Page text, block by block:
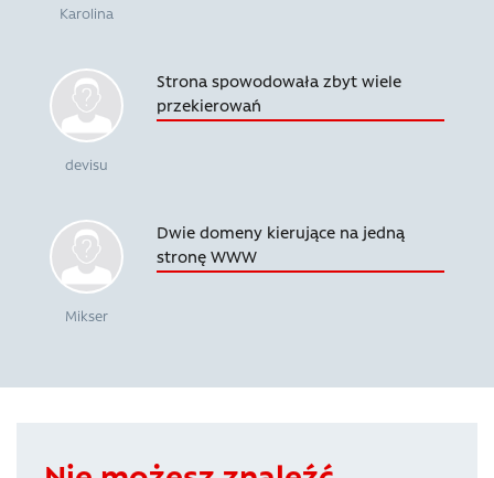
Karolina
devisu
Strona spowodowała zbyt wiele
przekierowań
Mikser
Dwie domeny kierujące na jedną
stronę WWW